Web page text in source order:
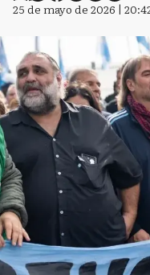
25 de mayo de 2026 |